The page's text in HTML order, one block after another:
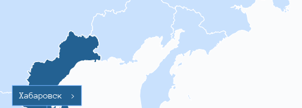
Хабаровск >